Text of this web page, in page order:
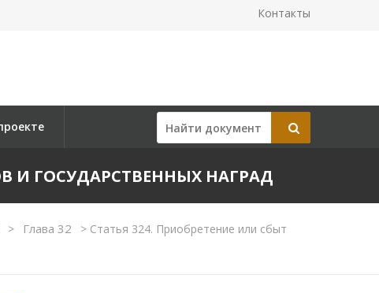
Контакты
И ГОСУДАРСТВЕННЫХ НАГРАД
> Глава 32 > Статья 324. Приобретение или сбыт